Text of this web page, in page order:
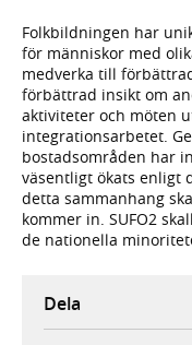
Folkbildningen har
för människor med
medverka till
förbättrad insikt om
aktiviteter och möten
integrationsarbetet.
bostadsområden har
väsentligt ökats enligt
detta sammanhang
kommer in. SUFO2
de nationella
Dela